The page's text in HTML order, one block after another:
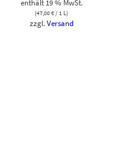
enthält 19 % MwSt.
(47,00€/ 1 L)
zzgl.Versand